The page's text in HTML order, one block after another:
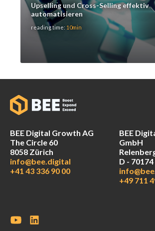
Upselling und Cross-Selling effektiv
automatisieren
reading time: 10min
BEE Digital Growth AG
The Circle 60
8058 Zürich
info@bee.digital
+41 43 336 90 00
BEE
GmbH
D -
+49 711